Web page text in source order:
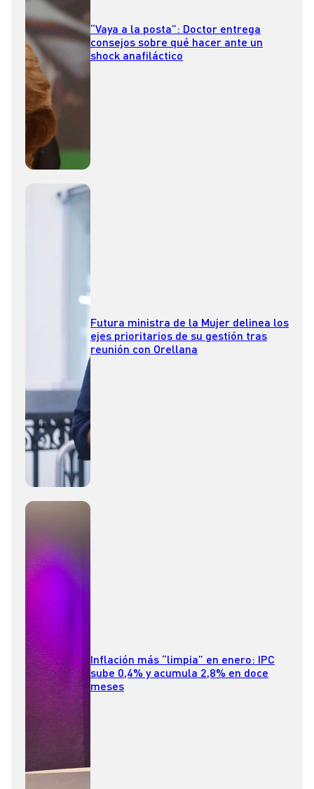
“Vaya a la posta”: Doctor entrega
consejos sobre qué hacer ante un
shock anafiláctico
Futura ministra de la Mujer delinea los
ejes prioritarios de su gestión tras
reunión con Orellana
Inflación más “limpia” en enero: IPC
sube 0,4% y acumula 2,8% en doce
meses